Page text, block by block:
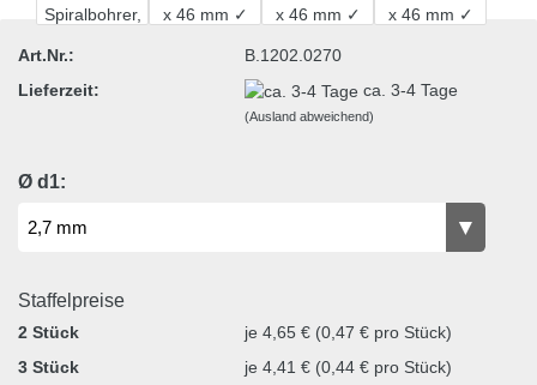
Art.Nr.:
B.1202.0270
Lieferzeit:
ca. 3-4 Tage
(Ausland abweichend)
Ø d1:
Staffelpreise
2 Stück
je 4,65 € (0,47 € pro Stück)
3 Stück
je 4,41 € (0,44 € pro Stück)